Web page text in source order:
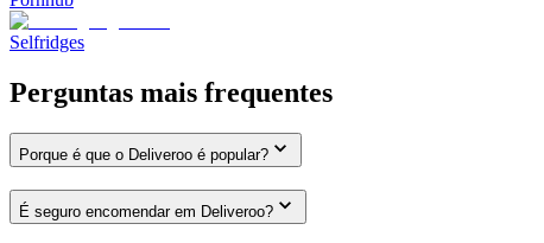
Selfridges
Perguntas mais frequentes
Porque é que o Deliveroo é popular?
É seguro encomendar em Deliveroo?